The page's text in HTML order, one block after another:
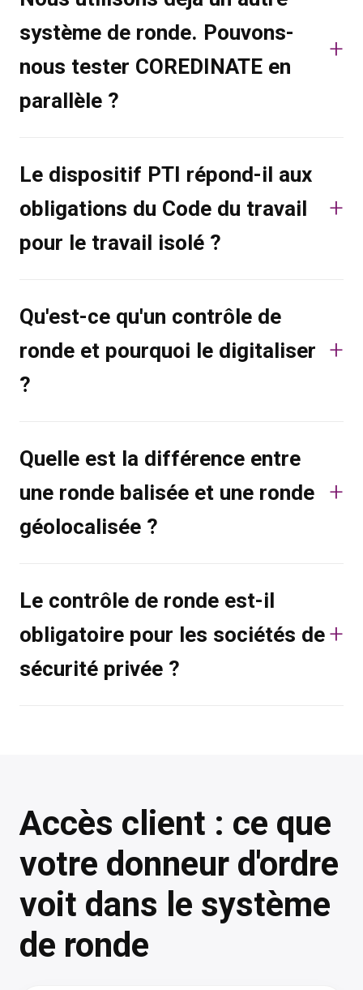
système de ronde. Pouvons-
nous tester COREDINATE en
parallèle ?
Le dispositif PTI répond-il aux
obligations du Code du travail
pour le travail isolé ?
Qu'est-ce qu'un contrôle de
ronde et pourquoi le digitaliser
?
Quelle est la différence entre
une ronde balisée et une ronde
géolocalisée ?
Le contrôle de ronde est-il
obligatoire pour les sociétés de
sécurité privée ?
Accès client : ce que
votre donneur d'ordre
voit dans le système
de ronde